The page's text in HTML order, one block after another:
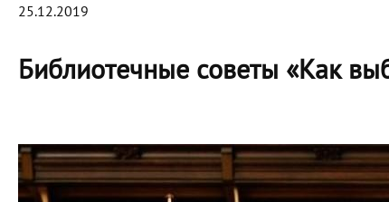
25.12.2019
Библиотечные советы «Как